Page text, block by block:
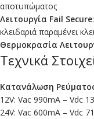
αποτυπώματος
Λειτουργία Fail Secure
κλειδαριά παραμένει
Θερμοκρασία
Τεχνικά
Κατανάλωση
12V: Vac 990mA – Vdc
24V: Vac 600mA – Vdc